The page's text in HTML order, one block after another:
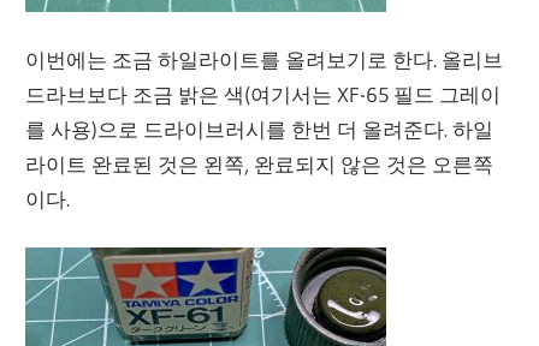
이번에는 조금 하일라이트를 올려보기로 한다. 올리브
드라브보다 조금 밝은 색(여기서는 XF-65 필드 그레이
를 사용)으로 드라이브러시를 한번 더 올려준다. 하일
라이트 완료된 것은 왼쪽, 완료되지 않은 것은 오른쪽
이다.